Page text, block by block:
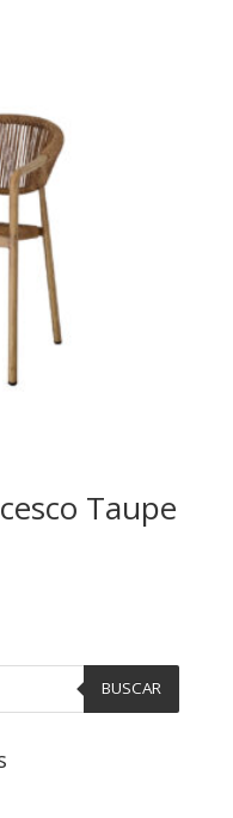
Taupe
BUSCAR